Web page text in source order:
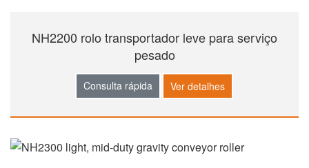
NH2200 rolo transportador leve para serviço
pesado
Consulta rápida Ver detalhes